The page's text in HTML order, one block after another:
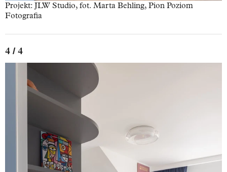
Projekt: JLW Studio, fot. Marta Behling, Pion Poziom
Fotografia
4 / 4